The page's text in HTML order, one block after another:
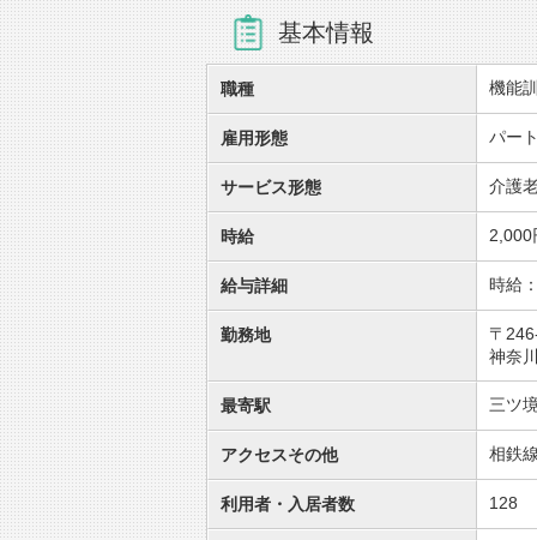
基本情報
職種 機能
雇用形態 パー
サービス形態 介護
時給 2,000
給与詳細 時給
勤務地
〒
神奈
最寄駅 三ツ
アクセスその他 相鉄
利用者・入居者数 128